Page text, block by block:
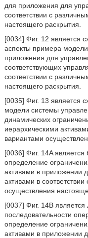
для приложения для
соответствии с
настоящего раскрытия.
[0034] Фиг. 12 является
аспекты примера
приложения для
соответствующих
соответствии с
настоящего раскрытия.
[0035] Фиг. 13 является
модели системы
динамических
иерархическими
вариантами
[0036] Фиг. 14A
определение
активами в приложении
активами в
осуществления
[0037] Фиг. 14B является
последовательности
определение
активами в приложении